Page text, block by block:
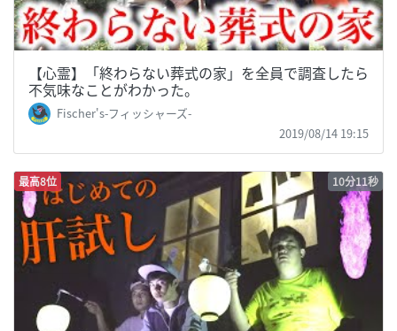
【心霊】「終わらない葬式の家」を全員で調査したら
不気味なことがわかった。
Fischer's-フィッシャーズ-
2019/08/14 19:15
最高8位 10分11秒